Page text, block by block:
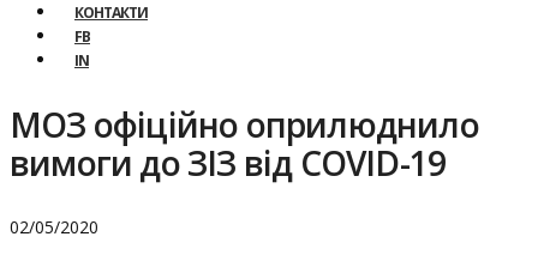
КОНТАКТИ
FB
IN
МОЗ офіційно оприлюднило
вимоги до ЗІЗ від COVID-19
02/05/2020